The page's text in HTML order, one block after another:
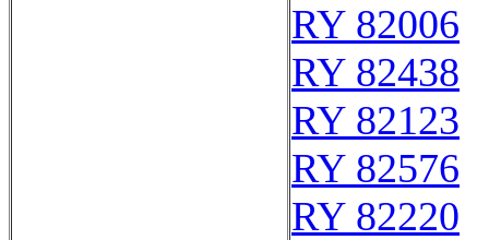
RY 82006
RY 82438
RY 82123
RY 82576
RY 82220